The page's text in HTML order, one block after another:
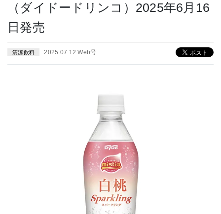
（ダイドードリンコ）2025年6月16
日発売
清涼飲料 2025.07.12 Web号